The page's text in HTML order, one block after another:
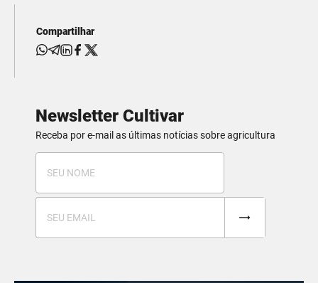
Compartilhar
Newsletter Cultivar
Receba por e-mail as últimas notícias sobre agricultura